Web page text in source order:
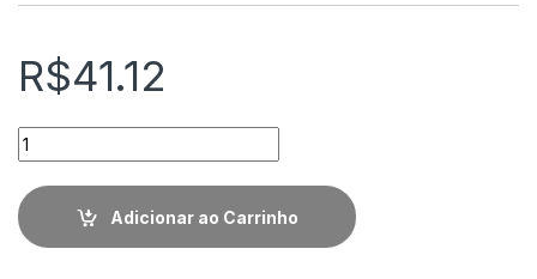
R$41.12
Quantidade
Adicionar ao Carrinho